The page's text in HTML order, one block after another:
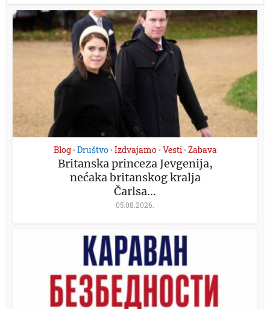
Blog • Društvo • Izdvajamo • Vesti • Zabava
Britanska princeza Jevgenija,
nećaka britanskog kralja
Čarlsa...
05.08.2026.